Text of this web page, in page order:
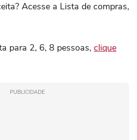
Acesse a Lista de compras,
para 2, 6, 8 pessoas, clique
PUBLICIDADE